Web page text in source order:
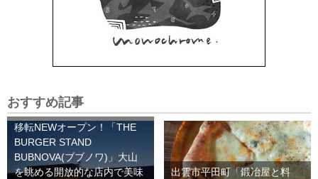
おすすめ記事
移転NEWオープン！「THE
BURGER STAND
BUBNOVA(ブブノワ)」大山
を眺める開放的な店内で美味
出雲市平田町「鍛冶屋と料